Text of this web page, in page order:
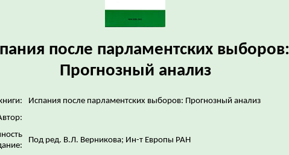
после парламентских выборов:
Прогнозный анализ
Испания после парламентских выборов: Прогнозный анализ
Под ред. В.Л. Верникова; Ин-т Европы РАН